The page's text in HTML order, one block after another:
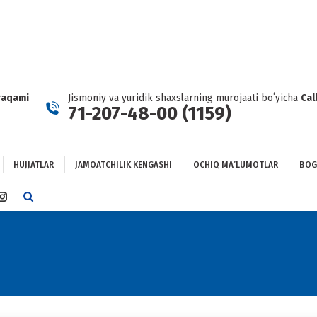
Jismoniy va yuridik shaxslarning murojaati boʻyicha
71-207-48-00 (1159)
HUJJATLAR JAMOATCHILIK KENGASHI OCHIQ MAʼLUMOTLAR
INSTAGRAM